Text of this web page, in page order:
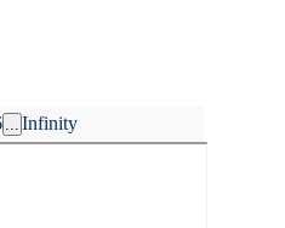
Infinity